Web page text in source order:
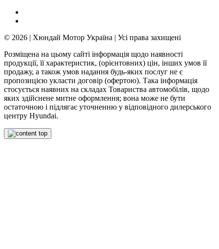
© 2026 | Хюндай Мотор Україна | Усі права захищені
Розміщена на цьому сайті інформація щодо наявності
продукції, її характеристик, (орієнтовних) цін, інших умов її
продажу, а також умов надання будь-яких послуг не є
пропозицією укласти договір (офертою). Така інформація
стосується наявних на складах Товариства автомобілів, щодо
яких здійснене митне оформлення; вона може не бути
остаточною і підлягає уточненню у відповідного дилерського
центру Hyundai.